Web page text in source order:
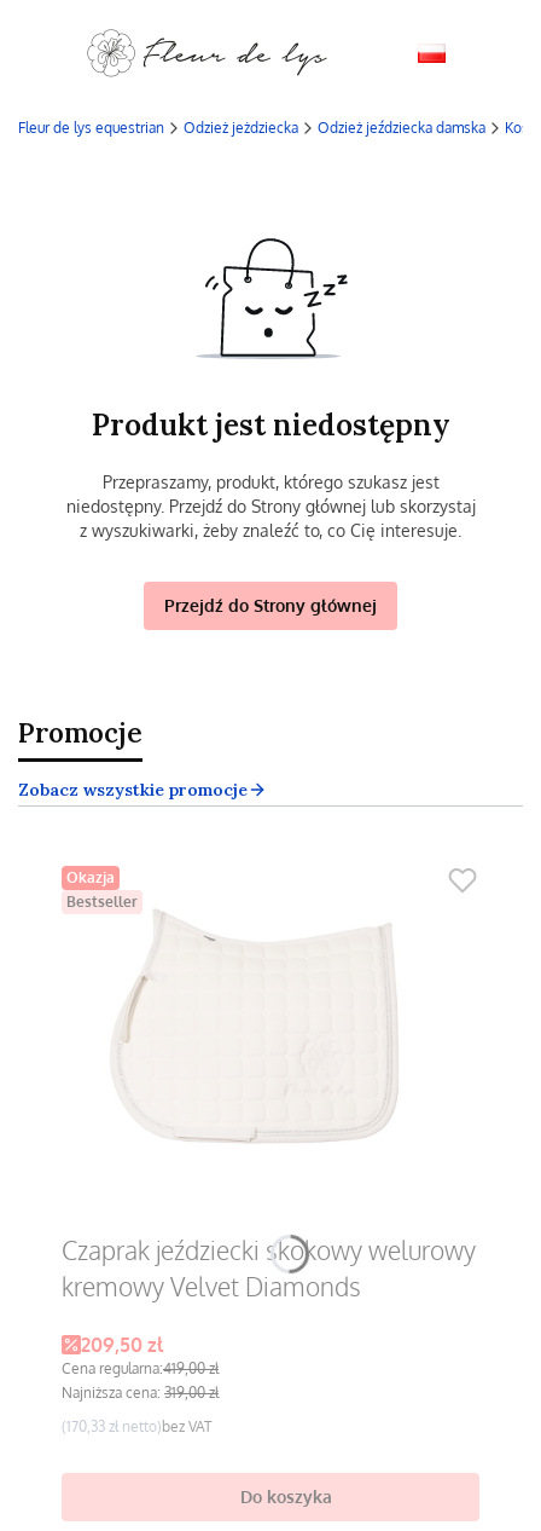
Fleur de lys equestrian Odzież jeżdziecka Odzież jeździecka damska
Produkt jest niedostępny
Przepraszamy, produkt, którego szukasz jest
niedostępny. Przejdź do Strony głównej lub skorzystaj
z wyszukiwarki, żeby znaleźć to, co Cię interesuje.
Przejdź do Strony głównej
Promocje
Zobacz wszystkie promocje
Okazja
Bestseller
Czaprak jeździecki skokowy welurowy
kremowy Velvet Diamonds
Cena promocyjna
209,50 zł
Cena regularna:419,00 zł
Najniższa cena: 319,00 zł
Cena
170,33 zł bez VAT
Do koszyka